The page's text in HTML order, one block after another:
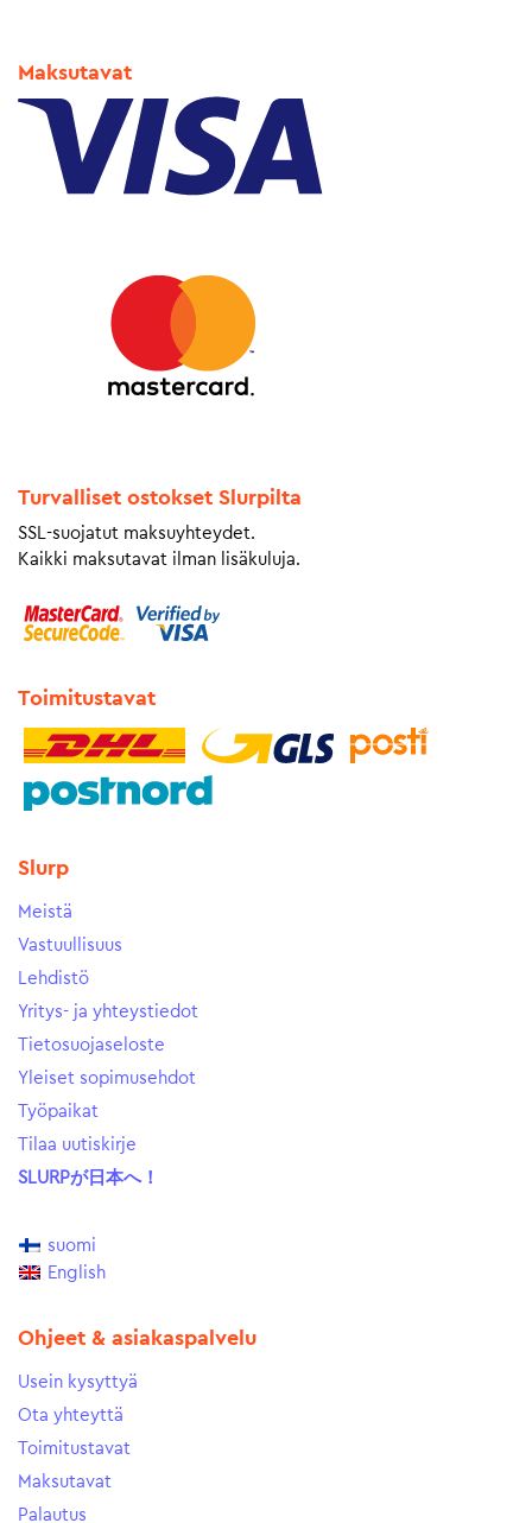
Maksutavat
Turvalliset ostokset Slurpilta
SSL-suojatut maksuyhteydet.
Kaikki maksutavat ilman lisäkuluja.
Toimitustavat
Slurp
Meistä
Vastuullisuus
Lehdistö
Yritys- ja yhteystiedot
Tietosuojaseloste
Yleiset sopimusehdot
Työpaikat
Tilaa uutiskirje
SLURPが日本へ！
suomi
English
Ohjeet & asiakaspalvelu
Usein kysyttyä
Ota yhteyttä
Toimitustavat
Maksutavat
Palautus